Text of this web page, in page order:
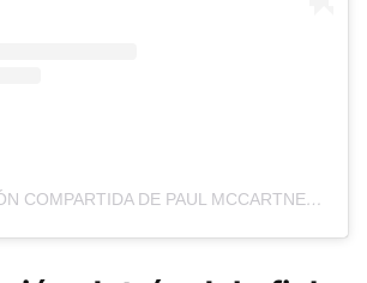
UNA PUBLICACIÓN COMPARTIDA DE PAUL MCCARTNEY (@PAULMCCARTNEY)